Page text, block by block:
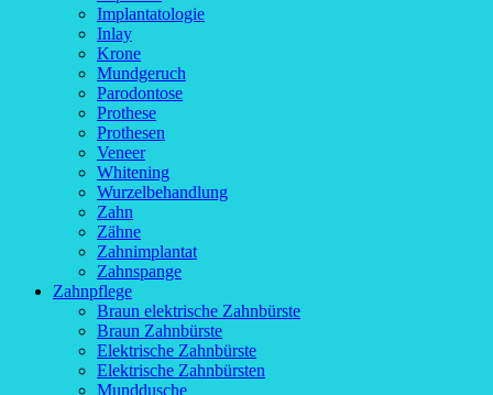
Implantatologie
Inlay
Krone
Mundgeruch
Parodontose
Prothese
Prothesen
Veneer
Whitening
Wurzelbehandlung
Zahn
Zähne
Zahnimplantat
Zahnspange
Zahnpflege
Braun elektrische Zahnbürste
Braun Zahnbürste
Elektrische Zahnbürste
Elektrische Zahnbürsten
Munddusche